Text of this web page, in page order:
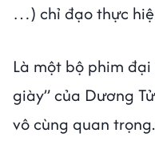
…) chỉ đạo thực
Là một bộ phim
giày” của Dương
vô cùng quan